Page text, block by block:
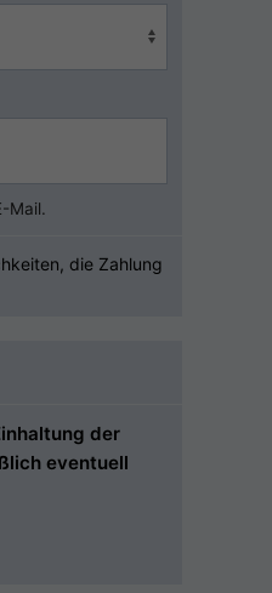
Mail.
die Zahlung
der
eventuell